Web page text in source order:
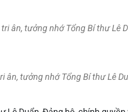
ân, tưởng nhớ Tổng Bí thư Lê
ân, tưởng nhớ Tổng Bí thư Lê